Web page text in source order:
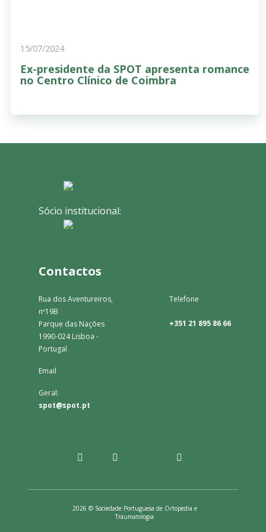
15/07/2024
Ex-presidente da SPOT apresenta romance
no Centro Clínico de Coimbra
Sócio institucional:
Contactos
Rua dos Aventureiros,
nº19B
Parque das Nações
1990-024 Lisboa -
Portugal
Telefone
+351 21 895 86 66
Email
Geral:
spot@spot.pt
2026 © Sociedade Portuguesa de Ortopedia e
Traumatologia